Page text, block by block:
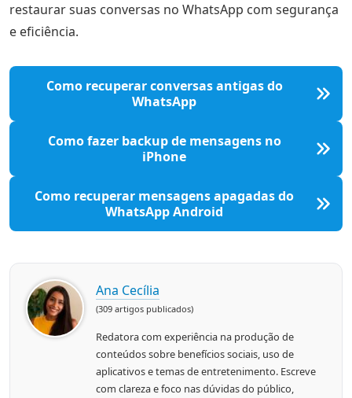
restaurar suas conversas no WhatsApp com segurança
e eficiência.
Como recuperar conversas antigas do
WhatsApp
Como fazer backup de mensagens no
iPhone
Como recuperar mensagens apagadas do
WhatsApp Android
Ana Cecília
(309 artigos publicados)
Redatora com experiência na produção de
conteúdos sobre benefícios sociais, uso de
aplicativos e temas de entretenimento. Escreve
com clareza e foco nas dúvidas do público,